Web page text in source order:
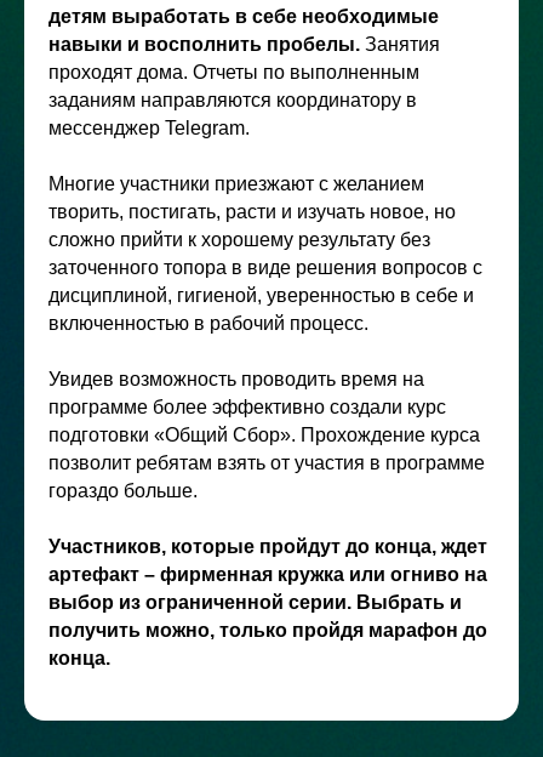
детям выработать в себе необходимые
навыки и восполнить пробелы. Занятия
проходят дома. Отчеты по выполненным
заданиям направляются координатору в
мессенджер Telegram.
Многие участники приезжают с желанием
творить, постигать, расти и изучать новое, но
сложно прийти к хорошему результату без
заточенного топора в виде решения вопросов с
дисциплиной, гигиеной, уверенностью в себе и
включенностью в рабочий процесс.
Увидев возможность проводить время на
программе более эффективно создали курс
подготовки «Общий Сбор». Прохождение курса
позволит ребятам взять от участия в программе
гораздо больше.
Участников, которые пройдут до конца, ждет
артефакт – фирменная кружка или огниво на
выбор из ограниченной серии. Выбрать и
получить можно, только пройдя марафон до
конца.